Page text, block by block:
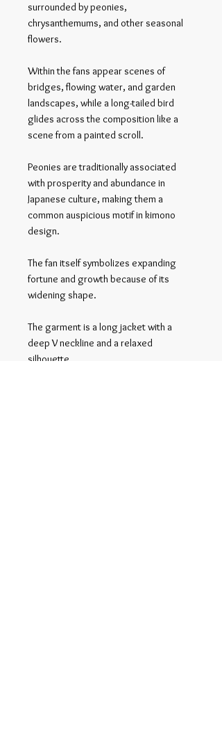
surrounded by peonies,
chrysanthemums, and other seasonal
flowers.
Within the fans appear scenes of
bridges, flowing water, and garden
landscapes, while a long-tailed bird
glides across the composition like a
scene from a painted scroll.
Peonies are traditionally associated
with prosperity and abundance in
Japanese culture, making them a
common auspicious motif in kimono
design.
The fan itself symbolizes expanding
fortune and growth because of its
widening shape.
The garment is a long jacket with a
deep V neckline and a relaxed
silhouette.